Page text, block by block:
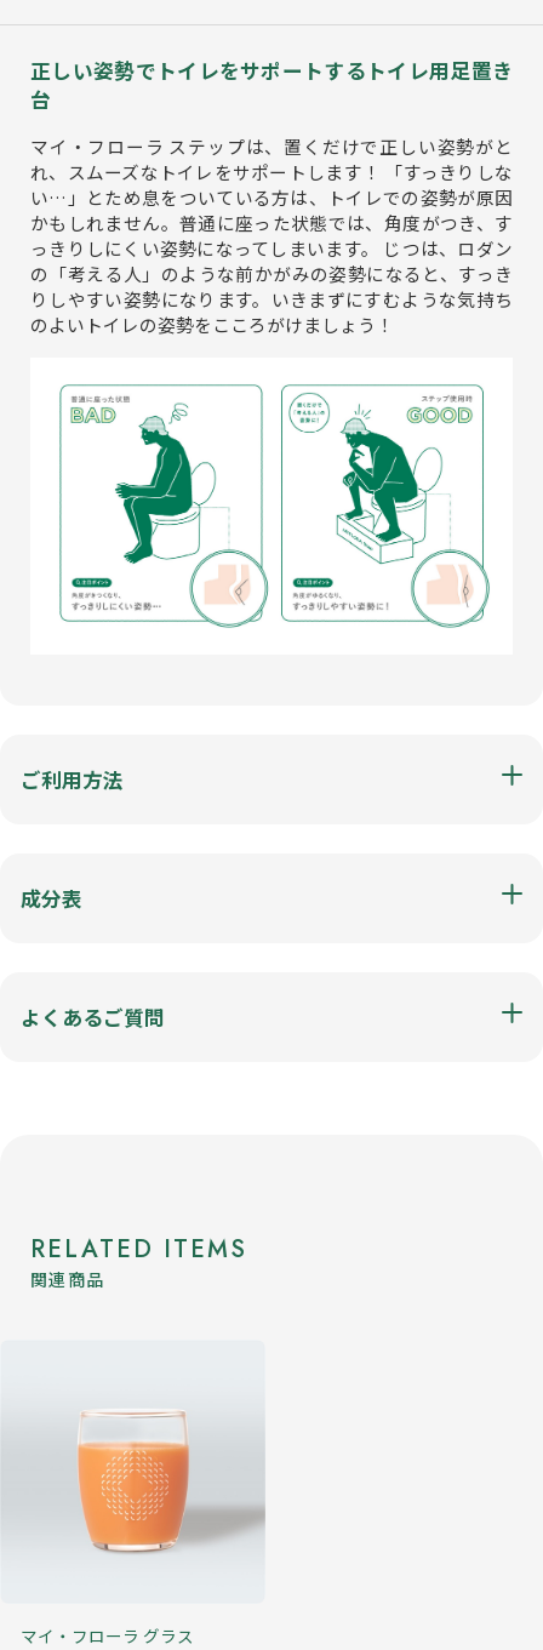
正しい姿勢でトイレをサポートするトイレ用足置き
台
マイ・フローラ ステップは、置くだけで正しい姿勢がと
れ、スムーズなトイレをサポートします！ 「すっきりしな
い…」とため息をついている方は、トイレでの姿勢が原因
かもしれません。普通に座った状態では、角度がつき、す
っきりしにくい姿勢になってしまいます。 じつは、ロダン
の「考える人」のような前かがみの姿勢になると、すっき
りしやすい姿勢になります。いきまずにすむような気持ち
のよいトイレの姿勢をこころがけましょう！
ご利用方法
成分表
よくあるご質問
RELATED ITEMS
関連商品
マイ・フローラ グラス